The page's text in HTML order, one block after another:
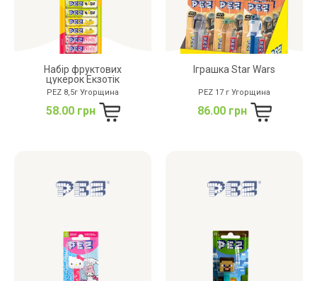
Набір фруктових
цукерок Екзотік
PEZ 8,5г Угорщина
58.00 грн
Іграшка Star Wars
PEZ 17 г Угорщина
86.00 грн